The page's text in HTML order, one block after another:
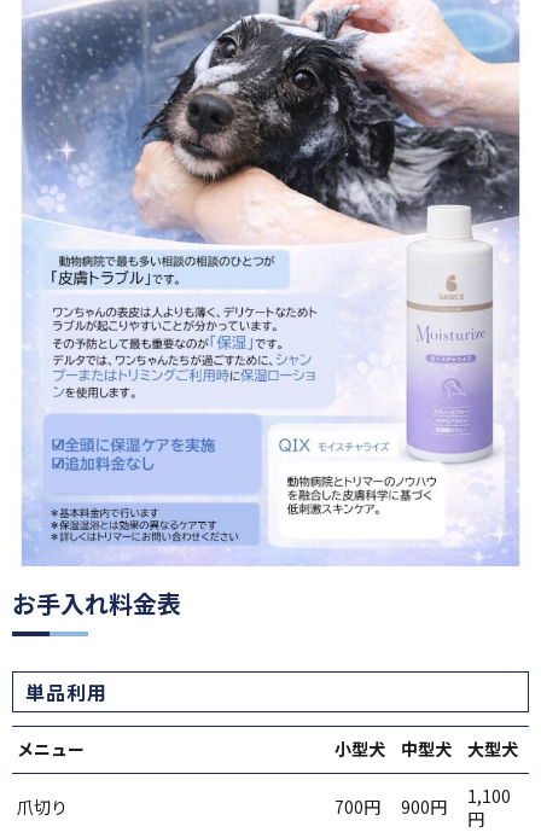
お手入れ料金表
単品利用
メニュー 小型犬 中型犬 大型犬
爪切り 700円 900円
1,100
円